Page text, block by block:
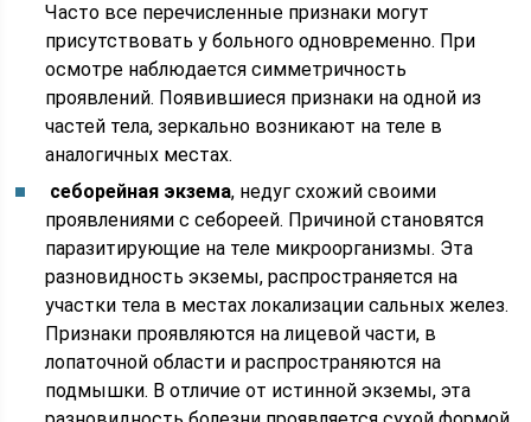
Часто все перечисленные признаки могут
присутствовать у больного одновременно. При
осмотре наблюдается симметричность
проявлений. Появившиеся признаки на одной из
частей тела, зеркально возникают на теле в
аналогичных местах.
себорейная экзема, недуг схожий своими
проявлениями с себореей. Причиной становятся
паразитирующие на теле микроорганизмы. Эта
разновидность экземы, распространяется на
участки тела в местах локализации сальных желез.
Признаки проявляются на лицевой части, в
лопаточной области и распространяются на
подмышки. В отличие от истинной экземы, эта